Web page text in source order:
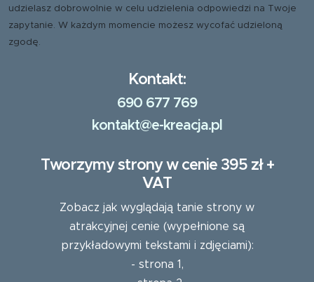
udzielasz dobrowolnie w celu udzielenia odpowiedzi na Twoje
zapytanie. W każdym momencie możesz wycofać udzieloną
zgodę.
Kontakt:
690 677 769
kontakt@e-kreacja.pl
Tworzymy strony w cenie 395 zł +
VAT
Zobacz jak wyglądają tanie strony w
atrakcyjnej cenie (wypełnione są
przykładowymi tekstami i zdjęciami):
- strona 1 ,